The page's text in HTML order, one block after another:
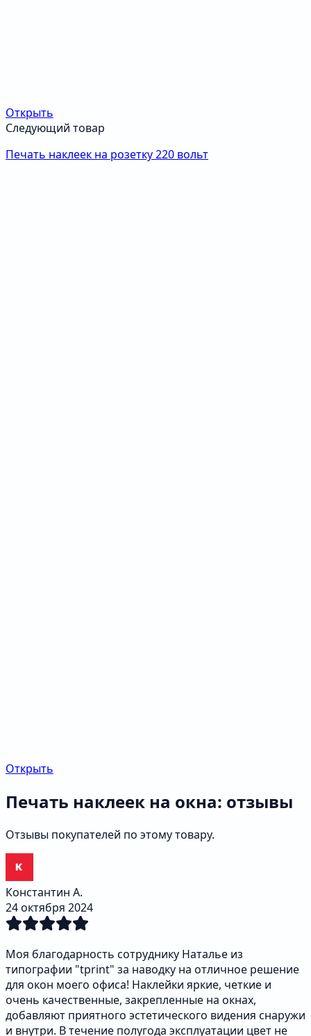
Открыть
Следующий товар
Печать наклеек на розетку 220 вольт
Открыть
Печать наклеек на окна: отзывы
Отзывы покупателей по этому товару.
Константин А.
24 октября 2024
Моя благодарность сотруднику Наталье из
типографии "tprint" за наводку на отличное решение
для окон моего офиса! Наклейки яркие, четкие и
очень качественные, закрепленные на окнах,
добавляют приятного эстетического видения снаружи
и внутри. В течение полугода эксплуатации цвет не